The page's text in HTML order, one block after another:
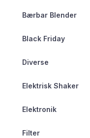
Bærbar Blender
Black Friday
Diverse
Elektrisk Shaker
Elektronik
Filter